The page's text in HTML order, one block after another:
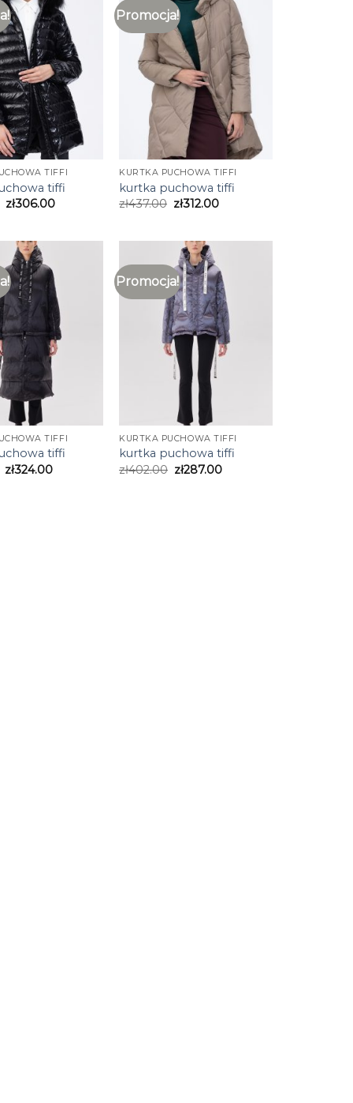
TIFFI
tiffi
zł306.00
Promocja!
KURTKA PUCHOWA TIFFI
kurtka puchowa tiffi
zł437.00 zł312.00
TIFFI
tiffi
zł324.00
Promocja!
KURTKA PUCHOWA TIFFI
kurtka puchowa tiffi
zł402.00 zł287.00